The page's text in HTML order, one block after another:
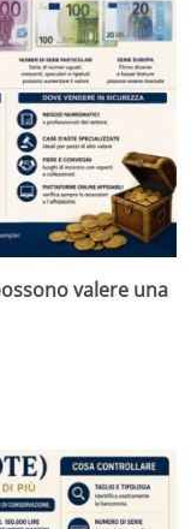
valere una